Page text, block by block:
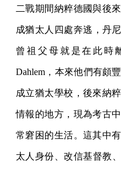
二戰期間納粹德國與後
成猶太人四處奔逃，丹
曾祖父母就是在此時
Dahlem，本來他們有頗
成立猶太學校，後來納
情報的地方，現為考古
常窘困的生活。這其中
太人身份、改信基督教